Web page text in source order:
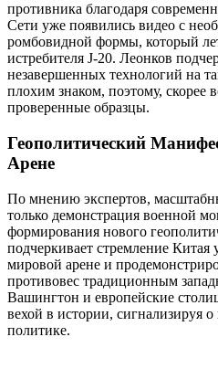
противника благодаря
Сети уже появились видео с
ромбовидной формы, который
истребителя J-20. Леонков
незавершенных технологий на
плохим знаком, поэтому, скорее
проверенные образцы.
Геополитический
Арене
По мнению экспертов,
только демонстрация военной
формирования нового
подчеркивает стремление Китая
мировой арене и
противовес традиционным
Вашингтон и европейские
вехой в истории, сигнализируя
политике.